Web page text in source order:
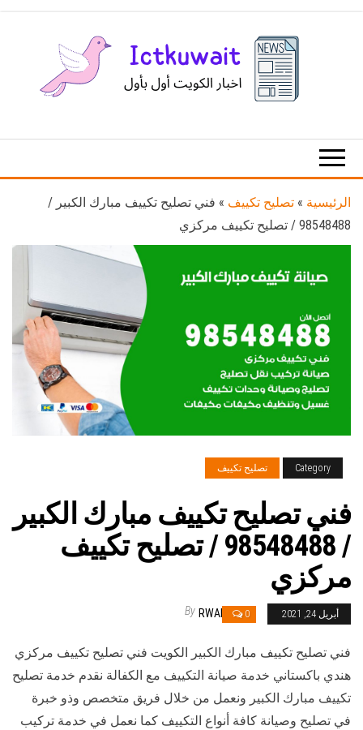
الكويت
الرئيسية » تصليح تكييف » فني تصليح تكييف مبارك الكبير /
98548488 / تصليح تكييف مركزي
Category تصليح تكييف
فني تصليح تكييف مبارك الكبير
/ 98548488 / تصليح تكييف
مركزي
أبريل 24, 2021 0
By RWAN
فني تصليح تكييف مبارك الكبير الكويت فني تصليح تكييف مركزي
هندي باكستاني خدمة صيانة التكييف مع الكفالة نقدم خدمة تصليح
تكييف مبارك الكبير ونعمل من خلال فريق متخصص وذو خبرة
في تصليح وصيانة كافة أنواع التكييف كما نعمل في خدمة تركيب